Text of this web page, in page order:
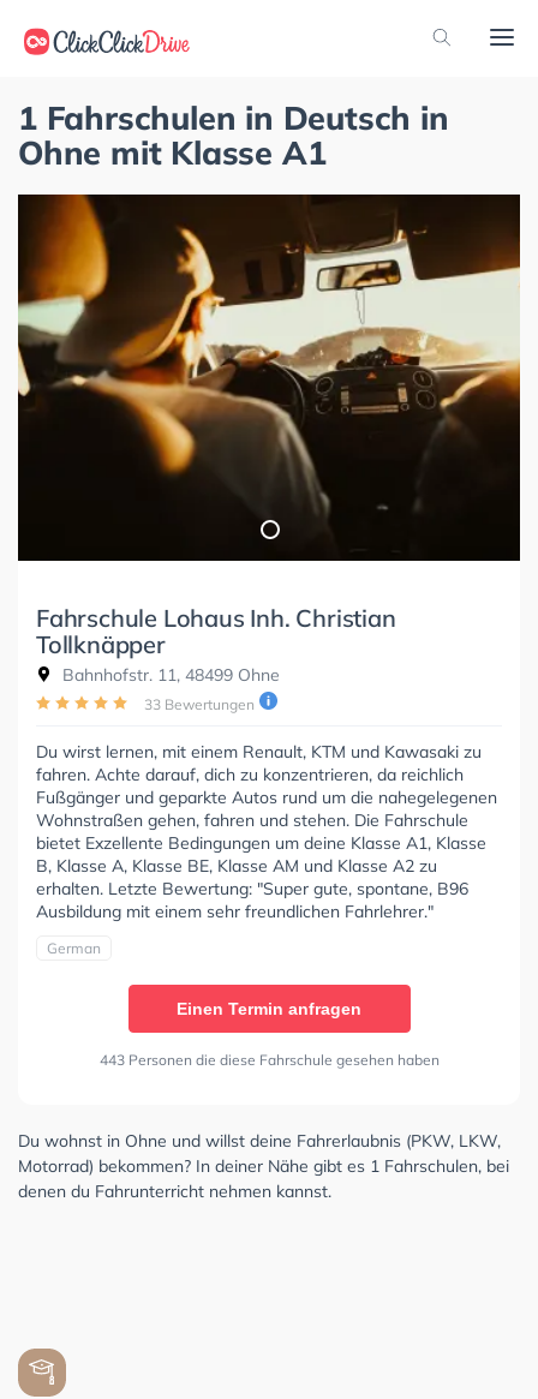
1 Fahrschulen in Deutsch in
Ohne mit Klasse A1
Fahrschule Lohaus Inh. Christian
Tollknäpper
Bahnhofstr. 11, 48499 Ohne
33 Bewertungen
Du wirst lernen, mit einem Renault, KTM und Kawasaki zu
fahren. Achte darauf, dich zu konzentrieren, da reichlich
Fußgänger und geparkte Autos rund um die nahegelegenen
Wohnstraßen gehen, fahren und stehen. Die Fahrschule
bietet Exzellente Bedingungen um deine Klasse A1, Klasse
B, Klasse A, Klasse BE, Klasse AM und Klasse A2 zu
erhalten. Letzte Bewertung: "Super gute, spontane, B96
Ausbildung mit einem sehr freundlichen Fahrlehrer."
German
Einen Termin anfragen
443 Personen die diese Fahrschule gesehen haben
Du wohnst in Ohne und willst deine Fahrerlaubnis (PKW, LKW,
Motorrad) bekommen? In deiner Nähe gibt es 1 Fahrschulen, bei
denen du Fahrunterricht nehmen kannst.